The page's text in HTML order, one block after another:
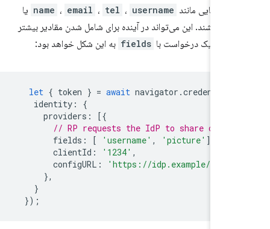
مانند
name ، email ، tel ، username یا
باشند. این می‌تواند در آینده برای شامل شدن مقادیر بیشتر
یابد. یک درخواست با fields به این شکل خواهد بود:
let token } await navigator
identity
providers
// RP requests the IdP to share only
fields: [ 'username', 'picture'
clientId:
configURL:
'https://idp.example/